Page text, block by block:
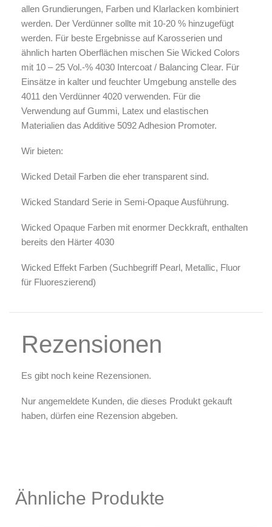
allen Grundierungen, Farben und Klarlacken kombiniert
werden. Der Verdünner sollte mit 10-20 % hinzugefügt
werden. Für beste Ergebnisse auf Karosserien und
ähnlich harten Oberflächen mischen Sie Wicked Colors
mit 10 – 25 Vol.-% 4030 Intercoat / Balancing Clear. Für
Einsätze in kalter und feuchter Umgebung anstelle des
4011 den Verdünner 4020 verwenden. Für die
Verwendung auf Gummi, Latex und elastischen
Materialien das Additive 5092 Adhesion Promoter.
Wir bieten:
Wicked Detail Farben die eher transparent sind.
Wicked Standard Serie in Semi-Opaque Ausführung.
Wicked Opaque Farben mit enormer Deckkraft, enthalten
bereits den Härter 4030
Wicked Effekt Farben (Suchbegriff Pearl, Metallic, Fluor
für Fluoreszierend)
Rezensionen
Es gibt noch keine Rezensionen.
Nur angemeldete Kunden, die dieses Produkt gekauft
haben, dürfen eine Rezension abgeben.
Ähnliche Produkte